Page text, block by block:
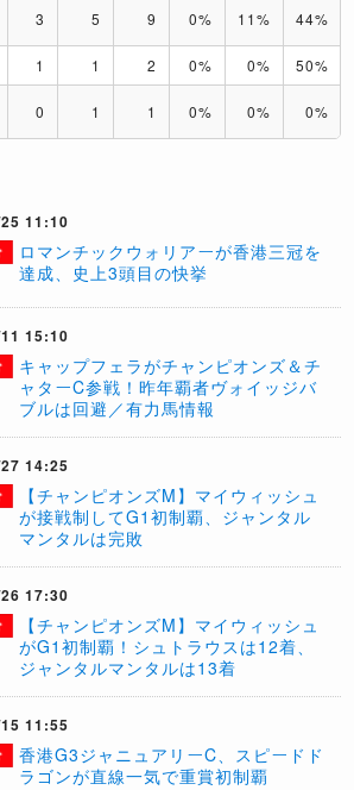
3 5 9 0% 11% 44%
1 1 2 0% 0% 50%
0 1 1 0% 0% 0%
11:10
​ロマンチックウォリアーが香港三冠を
達成、史上3頭目の快挙
15:10
キャップフェラがチャンピオンズ＆チ
ャターC参戦！昨年覇者ヴォイッジバ
ブルは回避／有力馬情報
14:25
​【チャンピオンズM】マイウィッシュ
が接戦制してG1初制覇、ジャンタル
マンタルは完敗
17:30
【チャンピオンズM】マイウィッシュ
がG1初制覇！シュトラウスは12着、
ジャンタルマンタルは13着
11:55
香港G3ジャニュアリーC、スピードド
ラゴンが直線一気で重賞初制覇